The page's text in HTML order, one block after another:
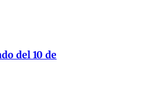
del 10 de